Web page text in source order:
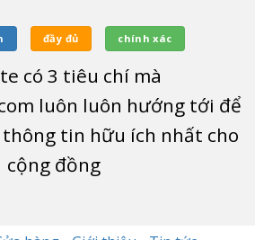
đầy đủ chính xác
có 3 tiêu chí mà
luôn luôn hướng tới để
tin hữu ích nhất cho
cộng đồng